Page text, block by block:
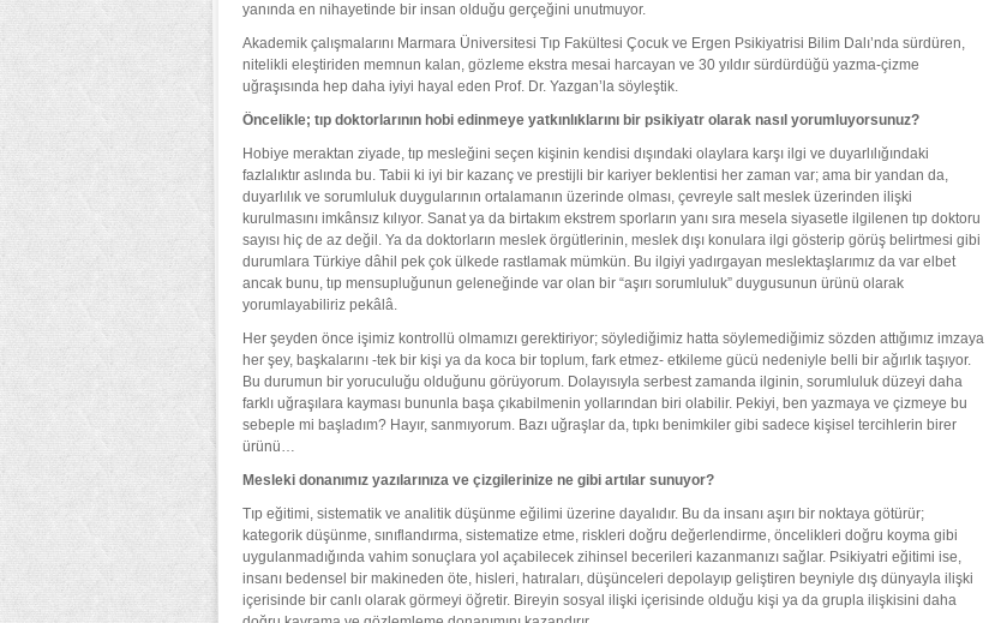
yanında en nihayetinde bir insan olduğu gerçeğini unutmuyor.
Akademik çalışmalarını Marmara Üniversitesi Tıp Fakültesi Çocuk ve Ergen Psikiyatrisi Bilim Dalı’nda sürdüren,
nitelikli eleştiriden memnun kalan, gözleme ekstra mesai harcayan ve 30 yıldır sürdürdüğü yazma-çizme
uğraşısında hep daha iyiyi hayal eden Prof. Dr. Yazgan’la söyleştik.
Öncelikle; tıp doktorlarının hobi edinmeye yatkınlıklarını bir psikiyatr olarak nasıl yorumluyorsunuz?
Hobiye meraktan ziyade, tıp mesleğini seçen kişinin kendisi dışındaki olaylara karşı ilgi ve duyarlılığındaki
fazlalıktır aslında bu. Tabii ki iyi bir kazanç ve prestijli bir kariyer beklentisi her zaman var; ama bir yandan da,
duyarlılık ve sorumluluk duygularının ortalamanın üzerinde olması, çevreyle salt meslek üzerinden ilişki
kurulmasını imkânsız kılıyor. Sanat ya da birtakım ekstrem sporların yanı sıra mesela siyasetle ilgilenen tıp doktoru
sayısı hiç de az değil. Ya da doktorların meslek örgütlerinin, meslek dışı konulara ilgi gösterip görüş belirtmesi gibi
durumlara Türkiye dâhil pek çok ülkede rastlamak mümkün. Bu ilgiyi yadırgayan meslektaşlarımız da var elbet
ancak bunu, tıp mensupluğunun geleneğinde var olan bir “aşırı sorumluluk” duygusunun ürünü olarak
yorumlayabiliriz pekâlâ.
Her şeyden önce işimiz kontrollü olmamızı gerektiriyor; söylediğimiz hatta söylemediğimiz sözden attığımız imzaya
her şey, başkalarını -tek bir kişi ya da koca bir toplum, fark etmez- etkileme gücü nedeniyle belli bir ağırlık taşıyor.
Bu durumun bir yoruculuğu olduğunu görüyorum. Dolayısıyla serbest zamanda ilginin, sorumluluk düzeyi daha
farklı uğraşılara kayması bununla başa çıkabilmenin yollarından biri olabilir. Pekiyi, ben yazmaya ve çizmeye bu
sebeple mi başladım? Hayır, sanmıyorum. Bazı uğraşlar da, tıpkı benimkiler gibi sadece kişisel tercihlerin birer
ürünü…
Mesleki donanımız yazılarınıza ve çizgilerinize ne gibi artılar sunuyor?
Tıp eğitimi, sistematik ve analitik düşünme eğilimi üzerine dayalıdır. Bu da insanı aşırı bir noktaya götürür;
kategorik düşünme, sınıflandırma, sistematize etme, riskleri doğru değerlendirme, öncelikleri doğru koyma gibi
uygulanmadığında vahim sonuçlara yol açabilecek zihinsel becerileri kazanmanızı sağlar. Psikiyatri eğitimi ise,
insanı bedensel bir makineden öte, hisleri, hatıraları, düşünceleri depolayıp geliştiren beyniyle dış dünyayla ilişki
içerisinde bir canlı olarak görmeyi öğretir. Bireyin sosyal ilişki içerisinde olduğu kişi ya da grupla ilişkisini daha